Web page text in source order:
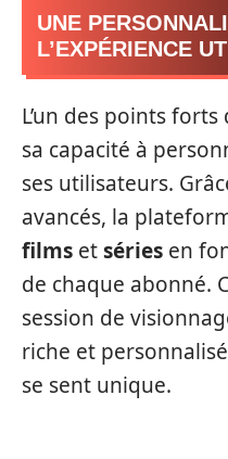
UNE
L’EXPÉRIENCE
L’un des points
sa capacité à
ses utilisateurs.
avancés, la
films etséries en
de chaque abonné.
session de
riche et
se sent unique.